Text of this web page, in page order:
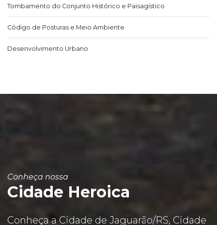
Tombamento do Conjunto Histórico e Paisagístico
Código de Posturas e Meio Ambiente
Desenvolvimento Urbano
Conheça nossa
Cidade Heroica
Conheça a Cidade de Jaguarão/RS, Cidade